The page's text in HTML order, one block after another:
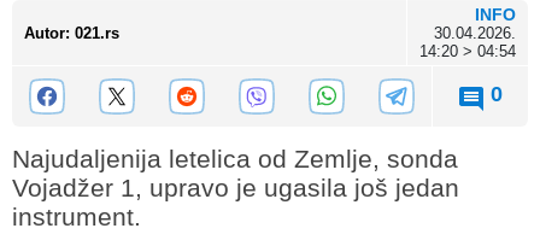
Autor: 021.rs
INFO
30.04.2026.
14:20 > 04:54
0
Najudaljenija letelica od Zemlje, sonda
Vojadžer 1, upravo je ugasila još jedan
instrument.